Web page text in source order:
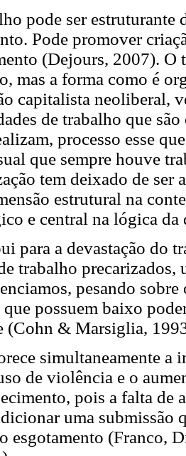
pode ser estruturante
Pode promover
(Dejours, 2007). O
mas a forma como é
capitalista neoliberal,
de trabalho que
processo esse
que sempre houve
tem deixado de
estrutural na
e central na lógica
para a devastação do
trabalho precarizados,
pesando sobre
que possuem baixo
(Cohn & Marsiglia,
simultaneamente a
de violência e o
pois a falta de
uma submissão
esgotamento (Franco,